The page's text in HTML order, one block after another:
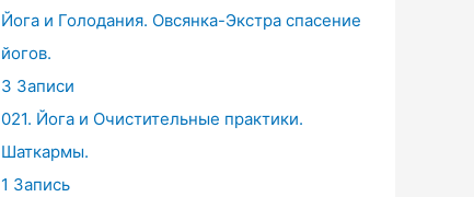
Йога и Голодания. Овсянка-Экстра спасение
йогов.
3 Записи
021. Йога и Очистительные практики.
Шаткармы.
1 Запись